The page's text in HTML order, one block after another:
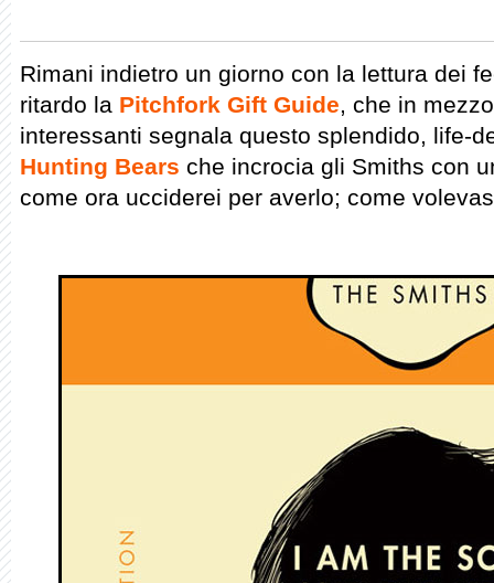
Rimani indietro un giorno con la lettura dei
ritardo la Pitchfork Gift Guide, che in
interessanti segnala questo splendido, life-
Hunting Bears che incrocia gli Smiths con
come ora ucciderei per averlo; come